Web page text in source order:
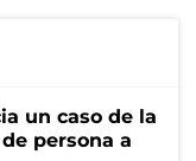
un caso de la
persona a